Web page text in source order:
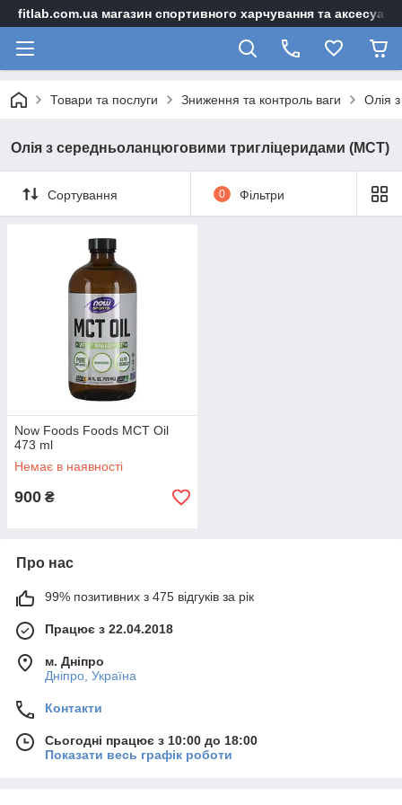
fitlab.com.ua магазин спортивного харчування та
Товари та послуги Зниження та контроль ваги Олія
Олія з середньоланцюговими тригліцеридами (MCT)
Сортування 0 Фільтри
Now Foods Foods MCT Oil
473 ml
Немає в наявності
900 ₴
Про нас
99% позитивних з 475 відгуків за рік
Працює з 22.04.2018
м. Дніпро
Дніпро, Україна
Контакти
Сьогодні працює з 10:00 до 18:00
Показати весь графік роботи